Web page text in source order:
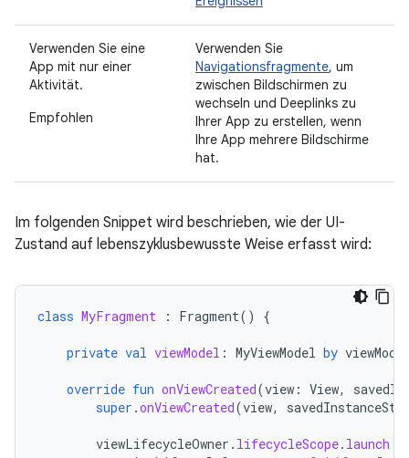
Verwenden Sie eine
App mit nur einer
Aktivität.
Empfohlen
Verwenden Sie
Navigationsfragmente, um
zwischen Bildschirmen zu
wechseln und Deeplinks zu
Ihrer App zu erstellen, wenn
Ihre App mehrere Bildschirme
hat.
Im folgenden Snippet wird beschrieben, wie der UI-
Zustand auf lebenszyklusbewusste Weise erfasst wird:
class MyFragment : Fragment() {
private val viewModel : MyViewModel by
override fun onViewCreated(view : View,
super .onViewCreated(view,
viewLifecycleOwner . lifecycleScope. launch